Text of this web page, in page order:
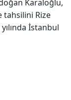
Karaloğlu,
tahsilini Rize
İstanbul